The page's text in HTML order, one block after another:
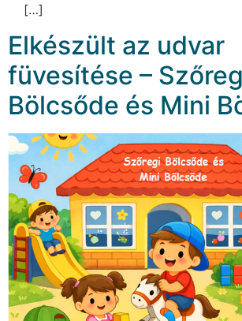
[…]
Elkészült az udvar
füvesítése –
Bölcsőde és Mini